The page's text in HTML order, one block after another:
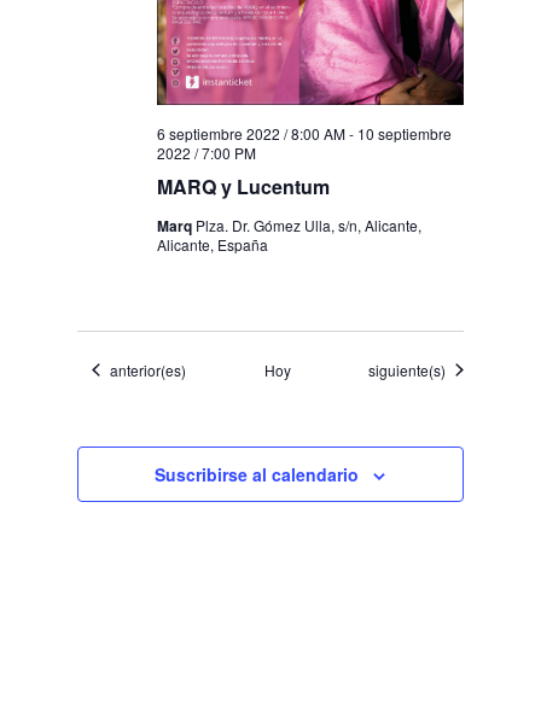
MARQ y Lucentum
6 septiembre 2022 / 8:00 AM- 10 septiembre
2022 / 7:00 PM
Marq Plza. Dr. Gómez Ulla, s/n, Alicante,
Alicante, España
Eventos
anterior(es) Hoy Eventos
siguiente(s)
Suscribirse al calendario